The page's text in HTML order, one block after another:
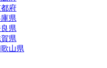
府
県
県
県
山県